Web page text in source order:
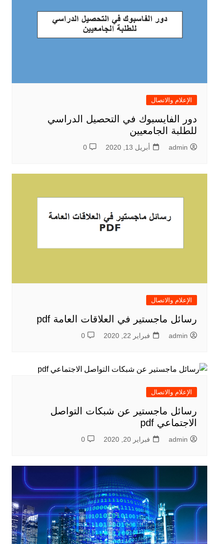
الإعلام والاتصال
دور الفايسبوك في التحصيل الدراسي
للطلبة الجامعيين
admin أبريل 13, 2020 0
الإعلام والاتصال
رسائل ماجستير في العلاقات العامة pdf
admin فبراير 22, 2020 0
الإعلام والاتصال
رسائل ماجستير عن شبكات التواصل
الاجتماعي pdf
admin فبراير 20, 2020 0